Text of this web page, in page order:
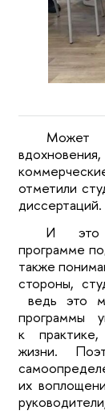
Может
отметили
диссертаций.
И это
программе
также
стороны,
ведь это
программы
к
жизни.
их